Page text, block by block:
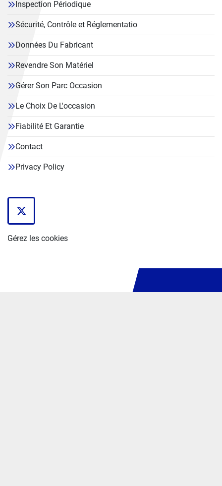
Inspection Périodique
Sécurité, Contrôle et Réglementatio
Données Du Fabricant
Revendre Son Matériel
Gérer Son Parc Occasion
Le Choix De L'occasion
Fiabilité Et Garantie
Contact
Privacy Policy
twitter
Gérez les cookies